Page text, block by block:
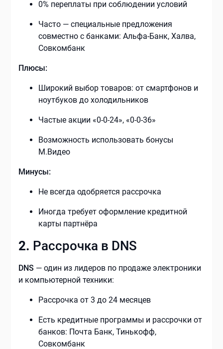
0% переплаты при соблюдении условий
Часто — специальные предложения
совместно с банками: Альфа-Банк, Халва,
Совкомбанк
Плюсы:
Широкий выбор товаров: от смартфонов и
ноутбуков до холодильников
Частые акции «0-0-24», «0-0-36»
Возможность использовать бонусы
М.Видео
Минусы:
Не всегда одобряется рассрочка
Иногда требует оформление кредитной
карты партнёра
2. Рассрочка в DNS
DNS — один из лидеров по продаже электроники
и компьютерной техники:
Рассрочка от 3 до 24 месяцев
Есть кредитные программы и рассрочки от
банков: Почта Банк, Тинькофф,
Совкомбанк